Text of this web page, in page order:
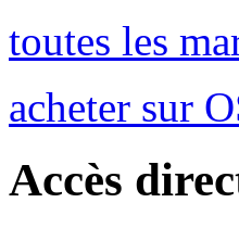
toutes les
acheter sur
Accès